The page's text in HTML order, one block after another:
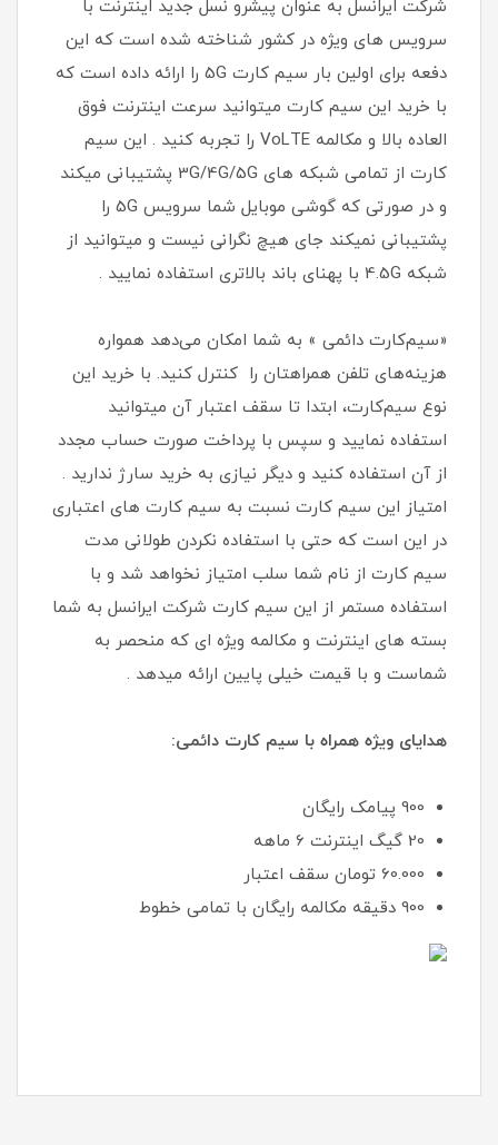
شرکت ایرانسل به عنوان پیشرو نسل جدید اینترنت با
سرویس های ویژه در کشور شناخته شده است که این
دفعه برای اولین بار سیم کارت 5G را ارائه داده است که
با خرید این سیم کارت میتوانید سرعت اینترنت فوق
العاده بالا و مکالمه VoLTE را تجربه کنید . این سیم
کارت از تمامی شبکه های 3G/4G/5G پشتیبانی میکند
و در صورتی که گوشی موبایل شما سرویس 5G را
پشتیبانی نمیکند جای هیچ نگرانی نیست و میتوانید از
شبکه 4.5G با پهنای باند بالاتری استفاده نمایید .
«سیم‌کارت دائمی » به شما امکان می‌دهد همواره
هزینه‌های تلفن همراهتان را کنترل کنید. با خرید این
نوع سیم‌کارت، ابتدا تا سقف اعتبار آن میتوانید
استفاده نمایید و سپس با پرداخت صورت حساب مجدد
از آن استفاده کنید و دیگر نیازی به خرید سارژ ندارید .
امتیاز این سیم کارت نسبت به سیم کارت های اعتباری
در این است که حتی با استفاده نکردن طولانی مدت
سیم کارت از نام شما سلب امتیاز نخواهد شد و با
استفاده مستمر از این سیم کارت شرکت ایرانسل به شما
بسته های اینترنت و مکالمه ویژه ای که منحصر به
شماست و با قیمت خیلی پایین ارائه میدهد .
هدایای ویژه همراه با سیم کارت دائمی:
900 پیامک رایگان
20 گیگ اینترنت 6 ماهه
60.000 تومان سقف اعتبار
900 دقیقه مکالمه رایگان با تمامی خطوط